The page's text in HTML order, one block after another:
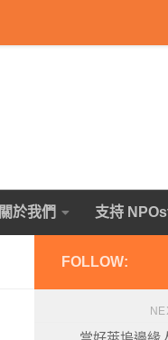
關於我們 支持
FOLLOW: